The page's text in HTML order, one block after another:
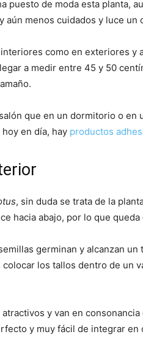
puesto de moda esta planta,
aún menos cuidados y luce
como en exteriores
a medir entre 45 y 50
que en un dormitorio o
en día, hay productos
, sin duda se trata de la
hacia abajo, por lo que
germinan y alcanzan
los tallos dentro de un
y van en
y muy fácil de integrar